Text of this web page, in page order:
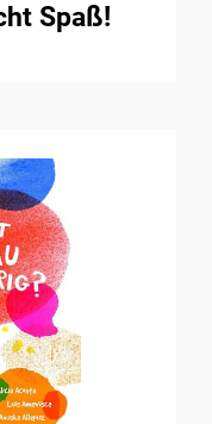
Spaß!